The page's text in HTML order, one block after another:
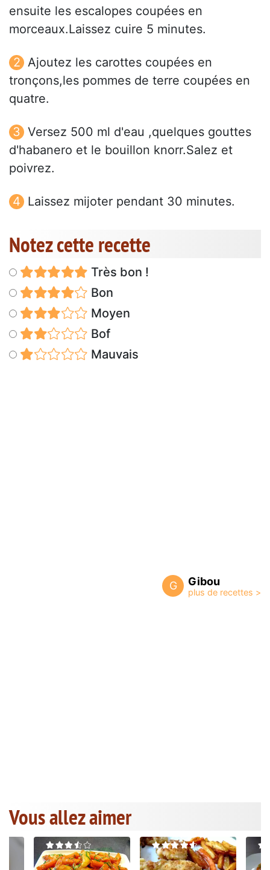
ensuite les escalopes coupées en
morceaux.Laissez cuire 5 minutes.
Ajoutez les carottes coupées en
tronçons,les pommes de terre coupées en
quatre.
Versez 500 ml d'eau ,quelques gouttes
d'habanero et le bouillon knorr.Salez et
poivrez.
Laissez mijoter pendant 30 minutes.
Notez cette recette
Très bon !
Bon
Moyen
Bof
Mauvais
G Gibou
Vous allez aimer